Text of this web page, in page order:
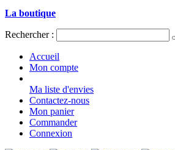
La boutique
Rechercher :
Accueil
Mon compte
Ma liste d'envies
Contactez-nous
Mon panier
Commander
Connexion